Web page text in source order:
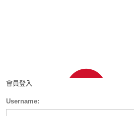
會員登入
Username: